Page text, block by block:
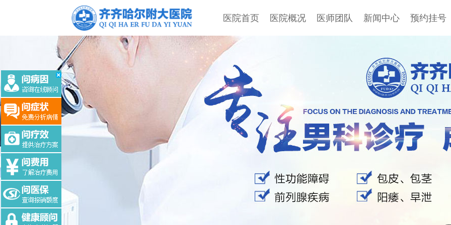
医院首页 医院概况 医师团队 新闻中心 预约挂号